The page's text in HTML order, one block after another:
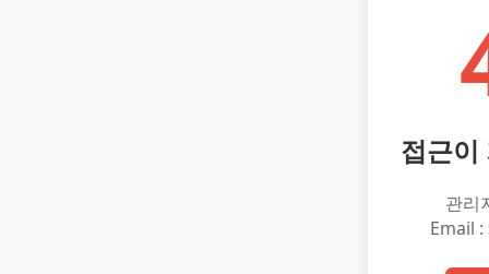
접근이
관리
Email